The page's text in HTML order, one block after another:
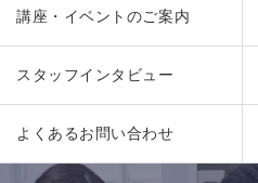
講座・イベントのご案内
スタッフインタビュー
よくあるお問い合わせ